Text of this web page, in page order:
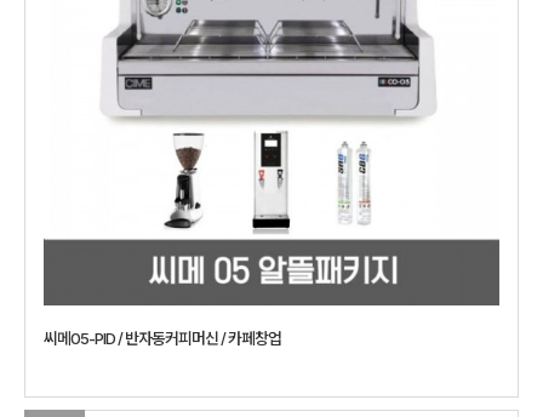
씨메05-PID / 반자동커피머신 / 카페창업